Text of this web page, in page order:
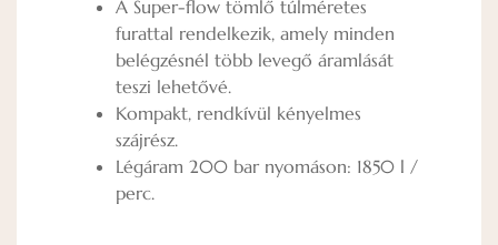
A Super-flow tömlő túlméretes
furattal rendelkezik, amely minden
belégzésnél több levegő áramlását
teszi lehetővé.
Kompakt, rendkívül kényelmes
szájrész.
Légáram 200 bar nyomáson: 1850 l /
perc.